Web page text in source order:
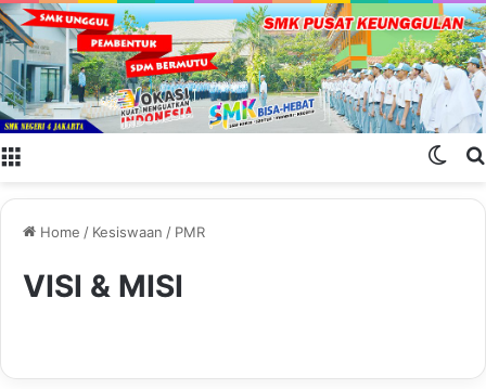
Home / Kesiswaan / PMR
VISI & MISI